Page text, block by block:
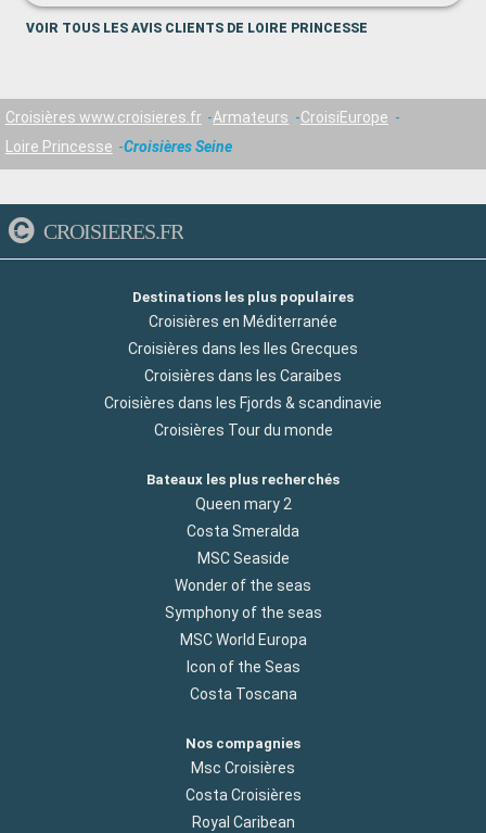
VOIR TOUS LES AVIS CLIENTS DE LOIRE PRINCESSE
Croisières www.croisieres.fr Armateurs
CroisiEurope
Loire Princesse
Croisières Seine
CROISIERES.FR
Destinations les plus populaires
Croisières en Méditerranée
Croisières dans les Iles Grecques
Croisières dans les Caraibes
Croisières dans les Fjords & scandinavie
Croisières Tour du monde
Bateaux les plus recherchés
Queen mary 2
Costa Smeralda
MSC Seaside
Wonder of the seas
Symphony of the seas
MSC World Europa
Icon of the Seas
Costa Toscana
Nos compagnies
Msc Croisières
Costa Croisières
Royal Caribean